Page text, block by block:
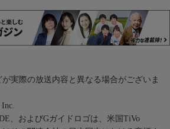
実際の放送内容と異なる場合がございま
、およびGガイドロゴは、米国TiVo